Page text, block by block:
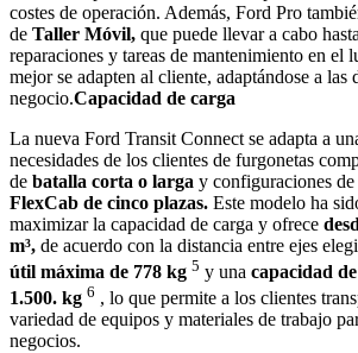
costes de operación. Además, Ford Pro
de Taller Móvil, que puede llevar a cabo
reparaciones y tareas de mantenimiento en el
mejor se adapten al cliente, adaptándose a las
negocio.Capacidad de carga
La nueva Ford Transit Connect se adapta a
necesidades de los clientes de furgonetas
de batalla corta o larga y configuraciones de
FlexCab de cinco plazas. Este modelo ha
maximizar la capacidad de carga y ofrece
m³, de acuerdo con la distancia entre ejes
útil máxima de 778 kg 5 y una capacidad
1.500. kg 6 , lo que permite a los clientes
variedad de equipos y materiales de trabajo
negocios.